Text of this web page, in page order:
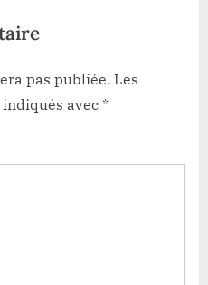
pas publiée. Les
avec *